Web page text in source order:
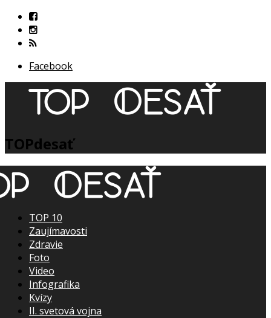
Facebook
TOPdesať
TOP 10
Zaujímavosti
Zdravie
Foto
Video
Infografika
Kvízy
II. svetová vojna